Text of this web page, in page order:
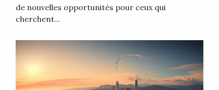
de nouvelles opportunités pour ceux qui
cherchent...